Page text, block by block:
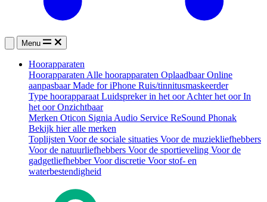
Menu
Hoorapparaten
Hoorapparaten Alle hoorapparaten OplaadbaarOnline
aanpasbaarMade for iPhone Ruis/tinnitusmaskeerder
Type hoorapparaat Luidspreker in het oorAchter het oorIn
het oorOnzichtbaar
Merken Oticon Signia Audio Service ReSound Phonak
Bekijk hier alle merken
Toplijsten Voor de sociale situaties Voor de muziekliefhebbers
Voor de natuurliefhebbers Voor de sportieveling Voor de
gadgetliefhebberVoor discretie Voor stof- en
waterbestendigheid